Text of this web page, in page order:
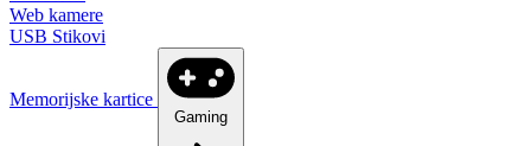
Web kamere
USB Stikovi
Memorijske kartice
Gaming